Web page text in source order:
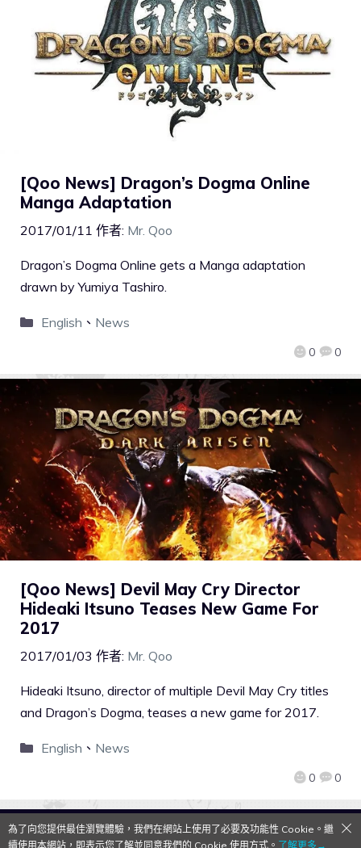
[Qoo News] Dragon’s Dogma Online
Manga Adaptation
2017/01/11 作者: Mr. Qoo
0 0
Dragon’s Dogma Online gets a Manga adaptation
drawn by Yumiya Tashiro.
English 、 News
[Qoo News] Devil May Cry Director
Hideaki Itsuno Teases New Game For
2017
2017/01/03 作者: Mr. Qoo
0 0
Hideaki Itsuno, director of multiple Devil May Cry titles
and Dragon’s Dogma, teases a new game for 2017.
English 、 News
QooApp Limited © 2026
為了向您提供最佳瀏覽體驗，我們在網站上使用了必要及功能性 Cookie。繼
續使用本網站，即表示您了解並同意我們的 Cookie 使用方式。 了解更多→